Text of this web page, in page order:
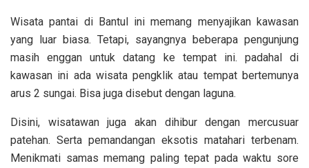
Wisata pantai di Bantul ini memang menyajikan kawasan
yang luar biasa. Tetapi, sayangnya beberapa pengunjung
masih enggan untuk datang ke tempat ini. padahal di
kawasan ini ada wisata pengklik atau tempat bertemunya
arus 2 sungai. Bisa juga disebut dengan laguna.
Disini, wisatawan juga akan dihibur dengan mercusuar
patehan. Serta pemandangan eksotis matahari terbenam.
Menikmati samas memang paling tepat pada waktu sore